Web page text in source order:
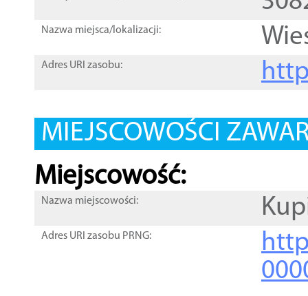
Nazwa miejsca/lokalizacji:
Adres URI zasobu:
MIEJSCOWOŚCI
Miejscowość:
Nazwa miejscowości:
Adres URI zasobu PRNG: